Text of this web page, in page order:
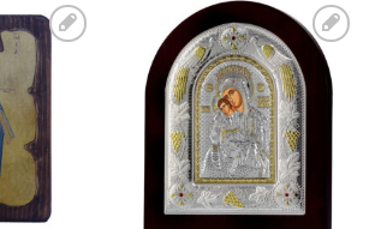
Πρόσθήκη
στην λίστα
επιθυμιών
Πρόσθήκη
στην λίστα
επιθυμιών